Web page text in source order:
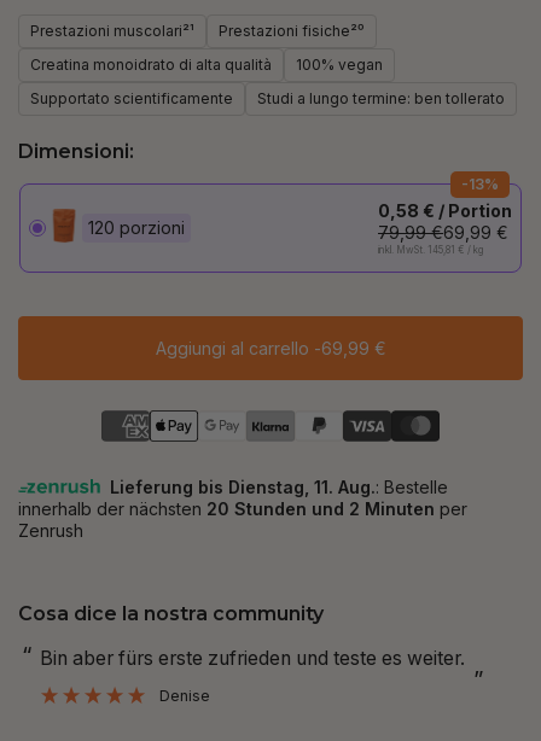
Prestazioni muscolari²¹
Prestazioni fisiche²⁰
Creatina monoidrato di alta qualità
100% vegan
Supportato scientificamente
Studi a lungo termine: ben tollerato
Dimensioni:
-13%
120 porzioni
0,58 € / Portion
79,99 €69,99 €
inkl. MwSt. 145,81 € / kg
Aggiungi al carrello -69,99 €
Cosa dice la nostra community
“
”
Bin aber fürs erste zufrieden und teste es weiter.
Denise